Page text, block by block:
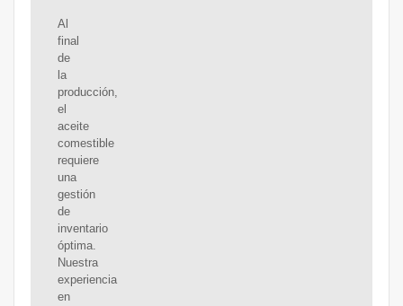
Al
final
de
la
producción,
el
aceite
comestible
requiere
una
gestión
de
inventario
óptima.
Nuestra
experiencia
en